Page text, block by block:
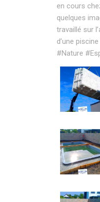
en cours
quelques
travaillé sur
d’une
#Nature